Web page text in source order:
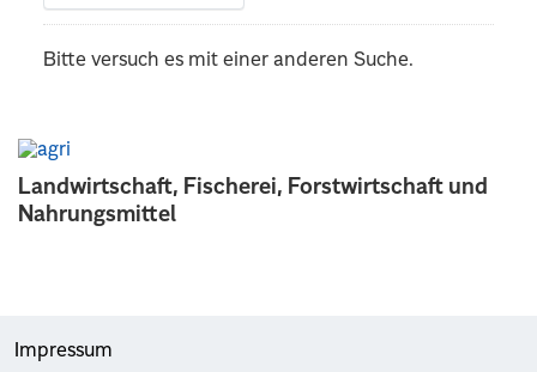
Landwirtschaft, Fischerei, Forstwirtschaft und
Nahrungsmittel
Bitte versuch es mit einer anderen Suche.
Impressum